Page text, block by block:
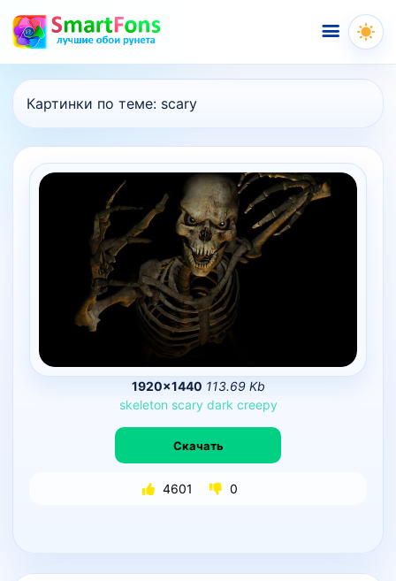
Меню
Картинки по теме: scary
1920×1440 113.69 Kb
skeleton scary dark creepy
Скачать
4601 0